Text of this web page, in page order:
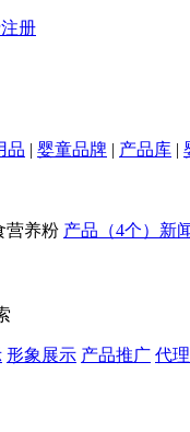
册
品 | 婴童品牌 | 产品库 |
营养粉 产品（4个） 新
形象展示 产品推广 代